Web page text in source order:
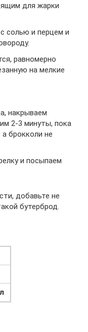
для жарки
солью и перцем и
равномерно
на мелкие
накрываем
2-3 минуты, пока
а брокколи не
и посыпаем
добавьте не
бутерброд.